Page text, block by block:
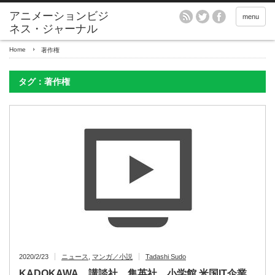
アニメーションビジ
ネス・ジャーナル
menu
Home 著作権
タグ：著作権
2020/2/23 ニュース マンガ／小説 Tadashi Sudo